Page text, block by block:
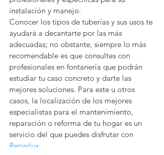
instalación y manejo.
Conocer los tipos de tuberías y sus usos te
ayudará a decantarte por las más
adecuadas; no obstante, siempre lo más
recomendable es que consultes con
profesionales en fontanería que podrán
estudiar tu caso concreto y darte las
mejores soluciones. Para este u otros
casos, la localización de los mejores
especialistas para el mantenimiento,
reparación o reforma de tu hogar es un
servicio del que puedes disfrutar con
Reparlux.